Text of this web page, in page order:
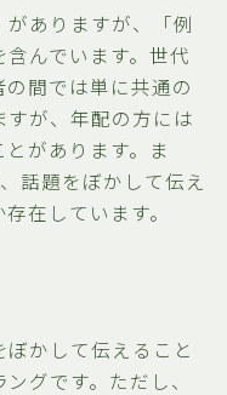
ありますが、「例
んでいます。世代
間では単に共通の
が、年配の方には
があります。ま
話題をぼかして伝え
在しています。
ぼかして伝えること
グです。ただし、